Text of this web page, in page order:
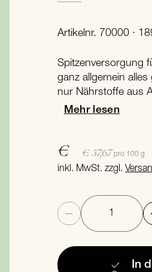
Artikelnr. 70000 ·
Spitzenversorgung
ganz allgemein
nur Nährstoffe aus
Mehr lesen
€ € 37,67 pro 100 g
inkl. MwSt. zzgl.
Anzahl
In